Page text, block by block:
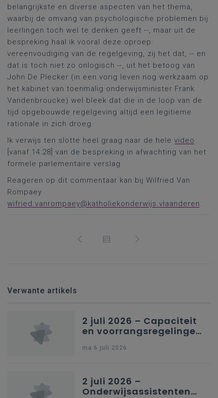
belangrijkste en diverse aspecten van het thema,
waarbij de omvang van psychologische problemen bij
leerlingen toch wel te denken geeft --, maar uit de
bespreking haal ik vooral deze oproep:
vereenvoudiging van de regelgeving, zij het dat, -- en
dat is toch niet zo onlogisch --, uit het betoog van
John De Plecker (in een vorig leven nog werkzaam op
het kabinet van toenmalig onderwijsminister Frank
Vandenbroucke) wel bleek dat die in de loop van de
tijd opgebouwde regelgeving altijd een legitieme
rationale in zich droeg.
Ik verwijs ten slotte heel graag naar de hele video
[vanaf 14:28] van de bespreking in afwachting van het
formele parlementaire verslag.
Reageren op dit commentaar kan bij Wilfried Van
Rompaey
wifried.vanrompaey@katholiekonderwijs.vlaanderen.
Verwante artikels
2 juli 2026 – Capaciteit
en voorrangsregelingen
secundair onderwijs in
ma 6 juli 2026
2 juli 2026 –
Onderwijsassistenten